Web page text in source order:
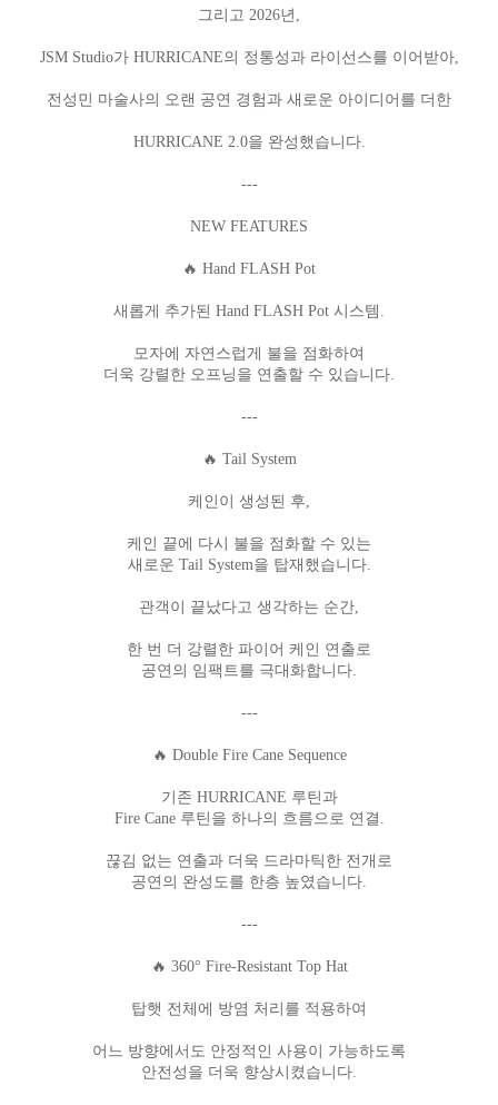
페이코 라이
구매
그리고 2026년,
JSM Studio가 HURRICANE의 정통성과 라이선스를 이어받아,
전성민 마술사의 오랜 공연 경험과 새로운 아이디어를 더한
HURRICANE 2.0을 완성했습니다.
---
NEW FEATURES
🔥 Hand FLASH Pot
새롭게 추가된 Hand FLASH Pot 시스템.
모자에 자연스럽게 불을 점화하여
더욱 강렬한 오프닝을 연출할 수 있습니다.
---
🔥 Tail System
케인이 생성된 후,
케인 끝에 다시 불을 점화할 수 있는
새로운 Tail System을 탑재했습니다.
관객이 끝났다고 생각하는 순간,
한 번 더 강렬한 파이어 케인 연출로
공연의 임팩트를 극대화합니다.
---
🔥 Double Fire Cane Sequence
기존 HURRICANE 루틴과
Fire Cane 루틴을 하나의 흐름으로 연결.
끊김 없는 연출과 더욱 드라마틱한 전개로
공연의 완성도를 한층 높였습니다.
---
🔥 360° Fire-Resistant Top Hat
탑햇 전체에 방염 처리를 적용하여
어느 방향에서도 안정적인 사용이 가능하도록
안전성을 더욱 향상시켰습니다.